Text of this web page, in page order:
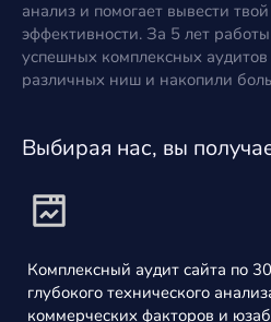
анализ и помогает вывести
эффективности. За 5 лет
успешных комплексных
различных ниш и накопили
Выбирая нас, вы
Комплексный аудит сайта по
глубокого технического
коммерческих факторов и